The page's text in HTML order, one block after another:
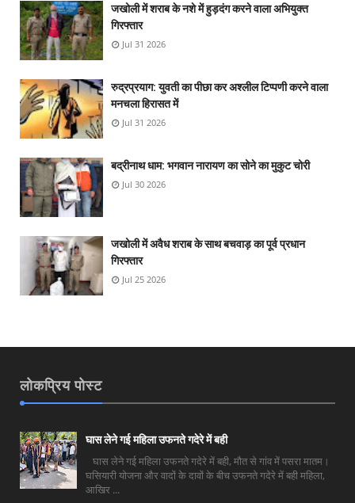
जखोली में शराब के नशे में हुड़दंग करने वाला अभियुक्त
गिरफ्तार
Jul 31 2026
रुद्रप्रयाग: युवती का पीछा कर अश्लील टिप्पणी करने वाला
मनचला हिरासत में
Jul 31 2026
बद्रीनाथ धाम: भगवान नारायण का सोने का मुकुट चोरी
Jul 30 2026
जखोली में अवैध शराब के साथ बचवाड़ का पूर्व प्रधान
गिरफ्तार
Jul 25 2026
लोकप्रिय पोस्ट
घास लेने गई महिला उफनते गदेरे में बही
घास लेने गई महिला उफनते गदेरे में बही, मौत से गांव में पसरा मातम।
घसियारी योजना और वादों के दावों के बीच उफनते गदेरे में बही महिला,
आखिर ...